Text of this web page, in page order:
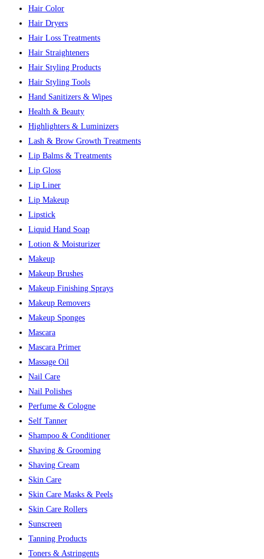
Hair Color
Hair Dryers
Hair Loss Treatments
Hair Straighteners
Hair Styling Products
Hair Styling Tools
Hand Sanitizers & Wipes
Health & Beauty
Highlighters & Luminizers
Lash & Brow Growth Treatments
Lip Balms & Treatments
Lip Gloss
Lip Liner
Lip Makeup
Lipstick
Liquid Hand Soap
Lotion & Moisturizer
Makeup
Makeup Brushes
Makeup Finishing Sprays
Makeup Removers
Makeup Sponges
Mascara
Mascara Primer
Massage Oil
Nail Care
Nail Polishes
Perfume & Cologne
Self Tanner
Shampoo & Conditioner
Shaving & Grooming
Shaving Cream
Skin Care
Skin Care Masks & Peels
Skin Care Rollers
Sunscreen
Tanning Products
Toners & Astringents